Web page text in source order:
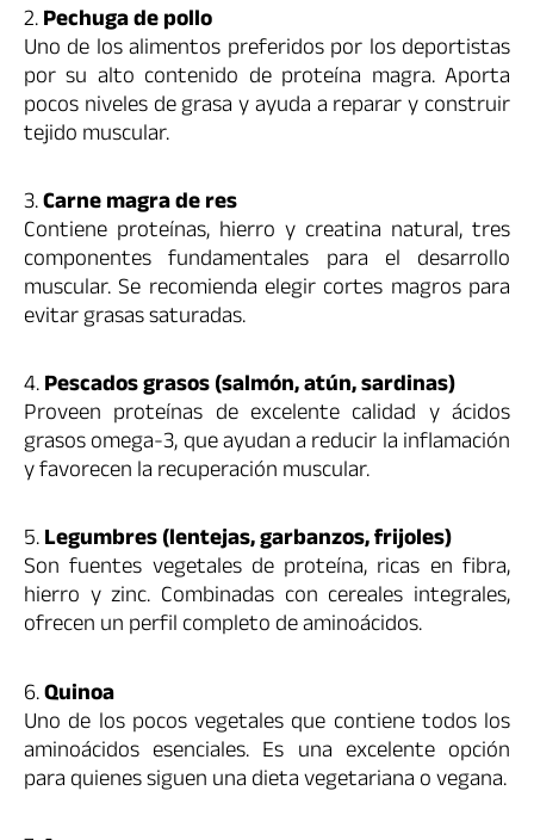
2.Pechuga de pollo
Uno de los alimentos preferidos por los deportistas
por su alto contenido de proteína magra. Aporta
pocos niveles de grasa y ayuda a reparar y construir
tejido muscular.
3.Carne magra de res
Contiene proteínas, hierro y creatina natural, tres
componentes fundamentales para el desarrollo
muscular. Se recomienda elegir cortes magros para
evitar grasas saturadas.
4.Pescados grasos (salmón, atún, sardinas)
Proveen proteínas de excelente calidad y ácidos
grasos omega-3, que ayudan a reducir la inflamación
y favorecen la recuperación muscular.
5.Legumbres (lentejas, garbanzos, frijoles)
Son fuentes vegetales de proteína, ricas en fibra,
hierro y zinc. Combinadas con cereales integrales,
ofrecen un perfil completo de aminoácidos.
6.Quinoa
Uno de los pocos vegetales que contiene todos los
aminoácidos esenciales. Es una excelente opción
para quienes siguen una dieta vegetariana o vegana.